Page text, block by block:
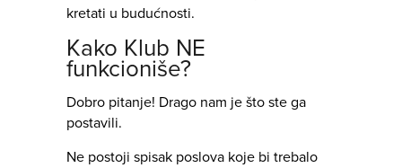
kretati u budućnosti.
Kako Klub NE
funkcioniše?
Dobro pitanje! Drago nam je što ste ga
postavili.
Ne postoji spisak poslova koje bi trebalo